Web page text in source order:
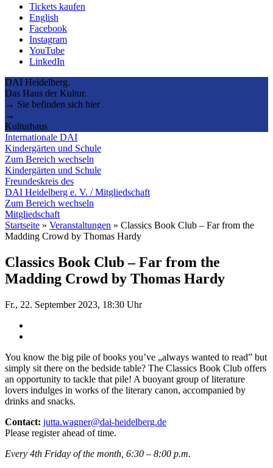
Tickets kaufen
English
Facebook
Instagram
YouTube
LinkedIn
DAI Heidelberg.
Das Haus der Kultur.
→ Sie befinden sich hier
→
Kulturhaus
Internationale DAI
Kindergärten und Schule
Zum Bereich wechseln
Kindergärten und Schule
Freundeskreis des
DAI Heidelberg e. V. / Mitgliedschaft
Zum Bereich wechseln
Mitgliedschaft
Startseite » Veranstaltungen » Classics Book Club – Far from the
Madding Crowd by Thomas Hardy
Classics Book Club – Far from the
Madding Crowd by Thomas Hardy
Fr., 22. September 2023, 18:30 Uhr
You know the big pile of books you’ve „always wanted to read” but
simply sit there on the bedside table? The Classics Book Club offers
an opportunity to tackle that pile! A buoyant group of literature
lovers indulges in works of the literary canon, accompanied by
drinks and snacks.
Contact: jutta.wagner@dai-heidelberg.de
Please register ahead of time.
Every 4th Friday of the month, 6:30 – 8:00 p.m.